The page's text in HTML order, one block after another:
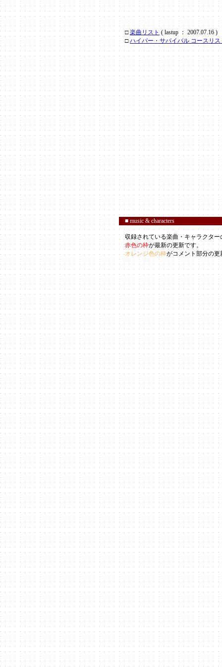
□楽曲リスト ( lastup ： 2007.07.16 )
□ハイパー・サバイバル コースリス
■ music & characters
収録されている楽曲・キャラクター
赤色の枠が最新の更新です。
オレンジ色の枠がコメント部分の更